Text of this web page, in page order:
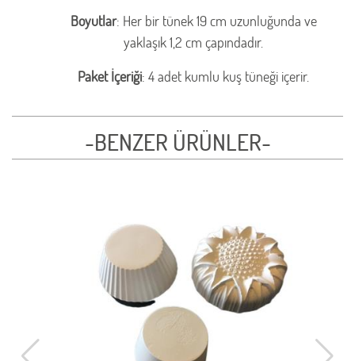
Boyutlar: Her bir tünek 19 cm uzunluğunda ve
yaklaşık 1,2 cm çapındadır.
Paket İçeriği: 4 adet kumlu kuş tüneği içerir.
-BENZER ÜRÜNLER-